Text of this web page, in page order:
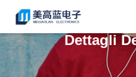
Dettagli